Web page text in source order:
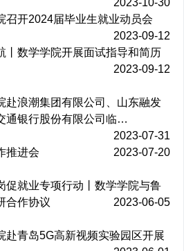
2023-10-30
召开2024届毕业生就业动员会
2023-09-12
丨数学学院开展面试指导和简历
2023-09-12
赴浪潮集团有限公司、山东融发
通银行股份有限公司临…
2023-07-31
推进会
2023-07-20
促就业专项行动丨数学学院与鲁
合作协议
2023-06-05
赴青岛5G高新视频实验园区开展